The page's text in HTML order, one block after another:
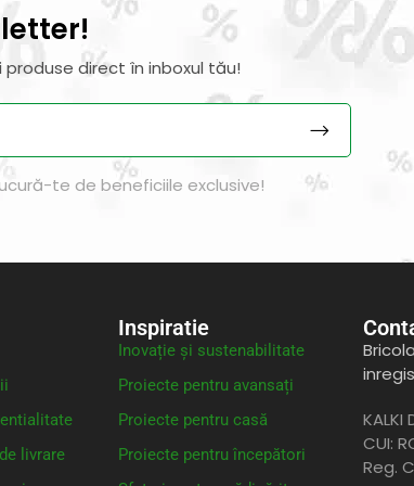
produse direct în inboxul tău!
te de beneficiile exclusive!
livrare
Inspiratie
Inovație și sustenabilitate
Proiecte pentru avansați
Proiecte pentru casă
Proiecte pentru începători
KALKI
CUI:
Reg.